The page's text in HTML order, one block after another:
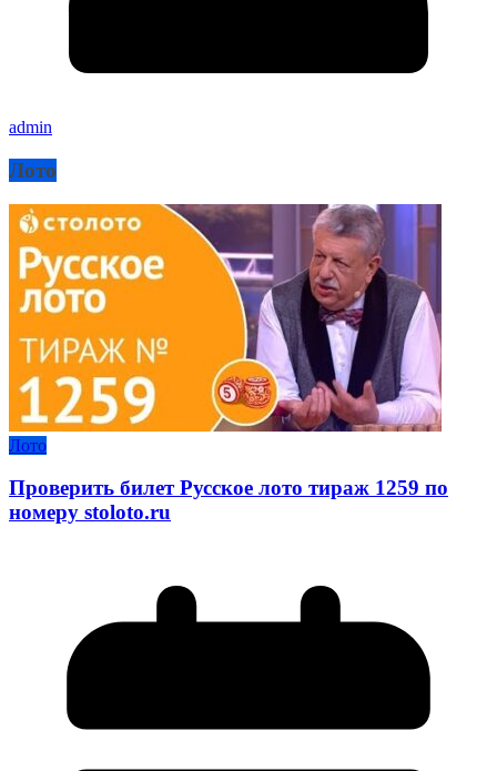
admin
Лото
Лото
Проверить билет Русское лото тираж 1259 по
номеру stoloto.ru